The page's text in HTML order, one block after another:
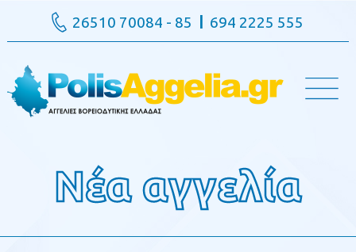
26510 70084 - 85 694 2225 555
Νέα αγγελία